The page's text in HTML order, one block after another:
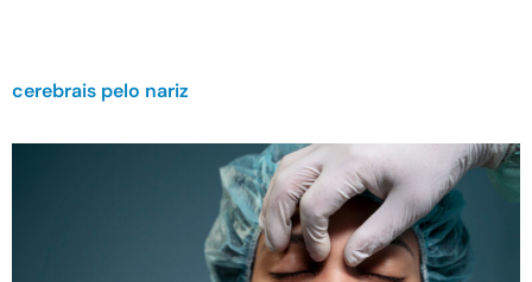
cerebrais pelo nariz